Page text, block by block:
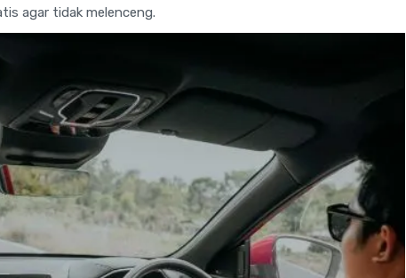
agar tidak melenceng.